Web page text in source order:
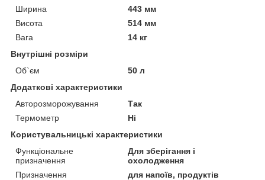
Ширина
443 мм
Висота
514 мм
Вага
14 кг
Внутрішні розміри
Об`єм
50 л
Додаткові характеристики
Авторозморожування
Так
Термометр
Ні
Користувальницькі характеристики
Функціональне
призначення
Для зберігання і
охолодження
Призначення
для напоїв, продуктів